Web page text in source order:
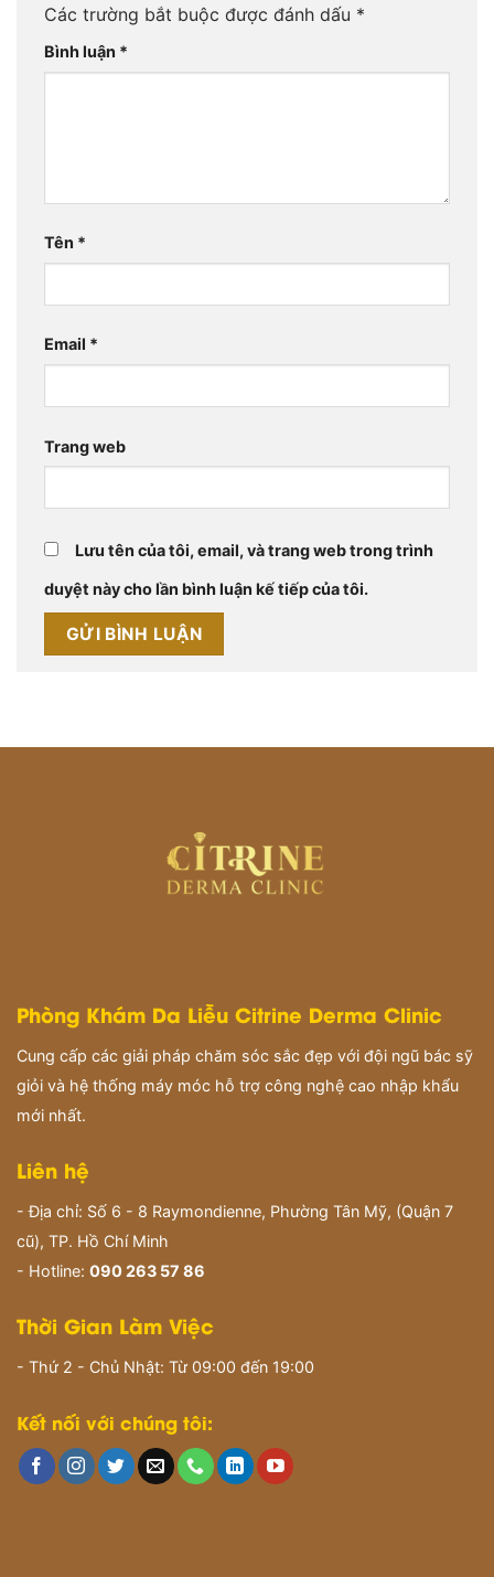
Các trường bắt buộc được đánh dấu *
Bình luận *
Tên *
Email *
Trang web
Lưu tên của tôi, email, và trang web trong trình
duyệt này cho lần bình luận kế tiếp của tôi.
Phòng Khám Da Liễu Citrine Derma Clinic
Cung cấp các giải pháp chăm sóc sắc đẹp với đội ngũ bác sỹ
giỏi và hệ thống máy móc hỗ trợ công nghệ cao nhập khẩu
mới nhất.
Liên hệ
- Địa chỉ: Số 6 - 8 Raymondienne, Phường Tân Mỹ, (Quận 7
cũ), TP. Hồ Chí Minh
- Hotline: 090 263 57 86
Thời Gian Làm Việc
- Thứ 2 - Chủ Nhật: Từ 09:00 đến 19:00
Kết nối với chúng tôi: